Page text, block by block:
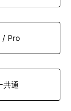
/ Pro
共通